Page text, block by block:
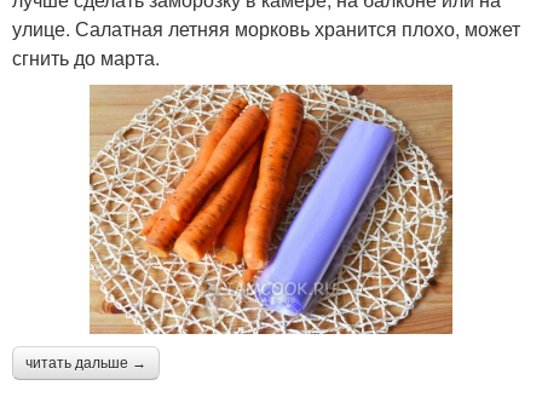
улице. Салатная летняя морковь хранится плохо, может
сгнить до марта.
читать дальше →